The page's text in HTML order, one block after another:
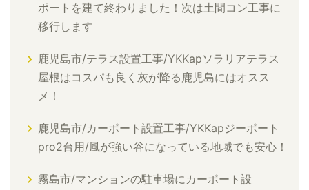
ポートを建て終わりました！次は土間コン工事に
移行します
鹿児島市/テラス設置工事/YKKapソラリアテラス
屋根はコスパも良く灰が降る鹿児島にはオスス
メ！
鹿児島市/カーポート設置工事/YKKapジーポート
pro2台用/風が強い谷になっている地域でも安心！
霧島市/マンションの駐車場にカーポート設